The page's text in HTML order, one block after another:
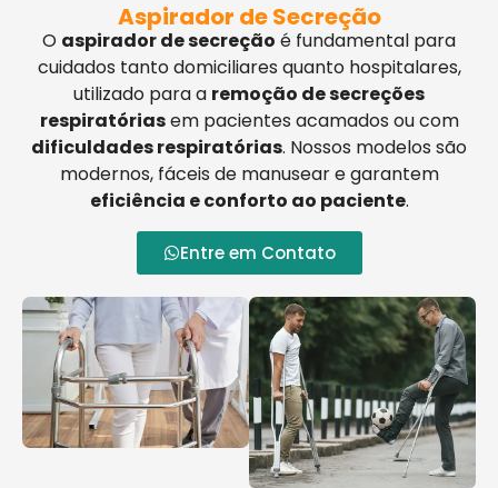
Aspirador de Secreção
O aspirador de secreção é fundamental para
cuidados tanto domiciliares quanto hospitalares,
utilizado para a remoção de secreções
respiratóriasem pacientes acamados ou com
dificuldades respiratórias. Nossos modelos são
modernos, fáceis de manusear e garantem
eficiência e conforto ao paciente.
Entre em Contato